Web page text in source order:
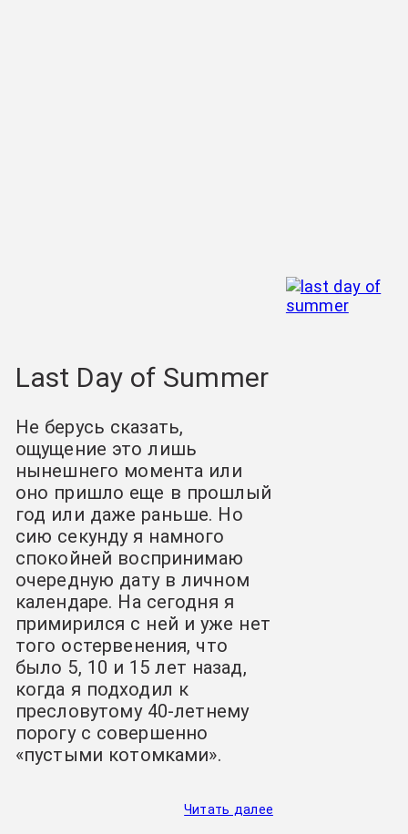
Last Day of Summer
Не берусь сказать,
ощущение это лишь
нынешнего момента или
оно пришло еще в прошлый
год или даже раньше. Но
сию секунду я намного
спокойней воспринимаю
очередную дату в личном
календаре. На сегодня я
примирился с ней и уже нет
того остервенения, что
было 5, 10 и 15 лет назад,
когда я подходил к
пресловутому 40-летнему
порогу с совершенно
«пустыми котомками».
Читать далее